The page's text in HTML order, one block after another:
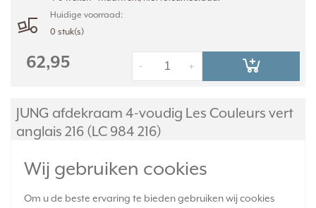
Wij gebruiken cookies
Om u de beste ervaring te bieden gebruiken wij cookies
Huidige voorraad:
0 stuk(s)
62,95 +
-
JUNG afdekraam 4-voudig Les Couleurs vert
anglais 216 (LC 984 216)